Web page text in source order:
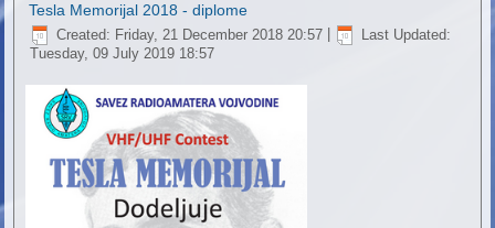
Tesla Memorijal 2018 - diplome
Created: Friday, 21 December 2018 20:57
Last Updated:
Tuesday, 09 July 2019 18:57